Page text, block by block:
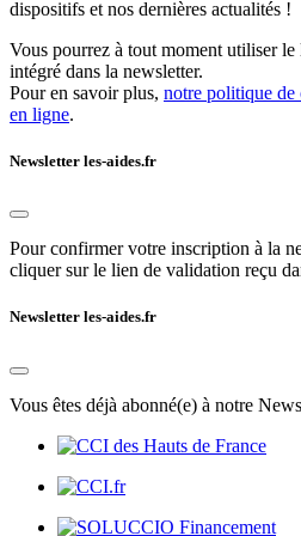
dispositifs et nos dernières actualités !
Vous pourrez à tout moment utiliser le
intégré dans la newsletter.
Pour en savoir plus, notre politique de
en ligne.
Newsletter les-aides.fr
Pour confirmer votre inscription à la
cliquer sur le lien de validation reçu
Newsletter les-aides.fr
Vous êtes déjà abonné(e) à notre